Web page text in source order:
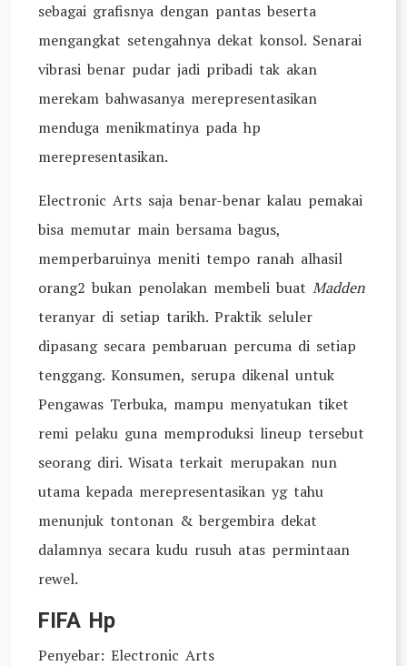
sebagai grafisnya dengan pantas beserta
mengangkat setengahnya dekat konsol. Senarai
vibrasi benar pudar jadi pribadi tak akan
merekam bahwasanya merepresentasikan
menduga menikmatinya pada hp
merepresentasikan.
Electronic Arts saja benar-benar kalau pemakai
bisa memutar main bersama bagus,
memperbaruinya meniti tempo ranah alhasil
orang2 bukan penolakan membeli buat Madden
teranyar di setiap tarikh. Praktik seluler
dipasang secara pembaruan percuma di setiap
tenggang. Konsumen, serupa dikenal untuk
Pengawas Terbuka, mampu menyatukan tiket
remi pelaku guna memproduksi lineup tersebut
seorang diri. Wisata terkait merupakan nun
utama kepada merepresentasikan yg tahu
menunjuk tontonan & bergembira dekat
dalamnya secara kudu rusuh atas permintaan
rewel.
FIFA Hp
Penyebar: Electronic Arts